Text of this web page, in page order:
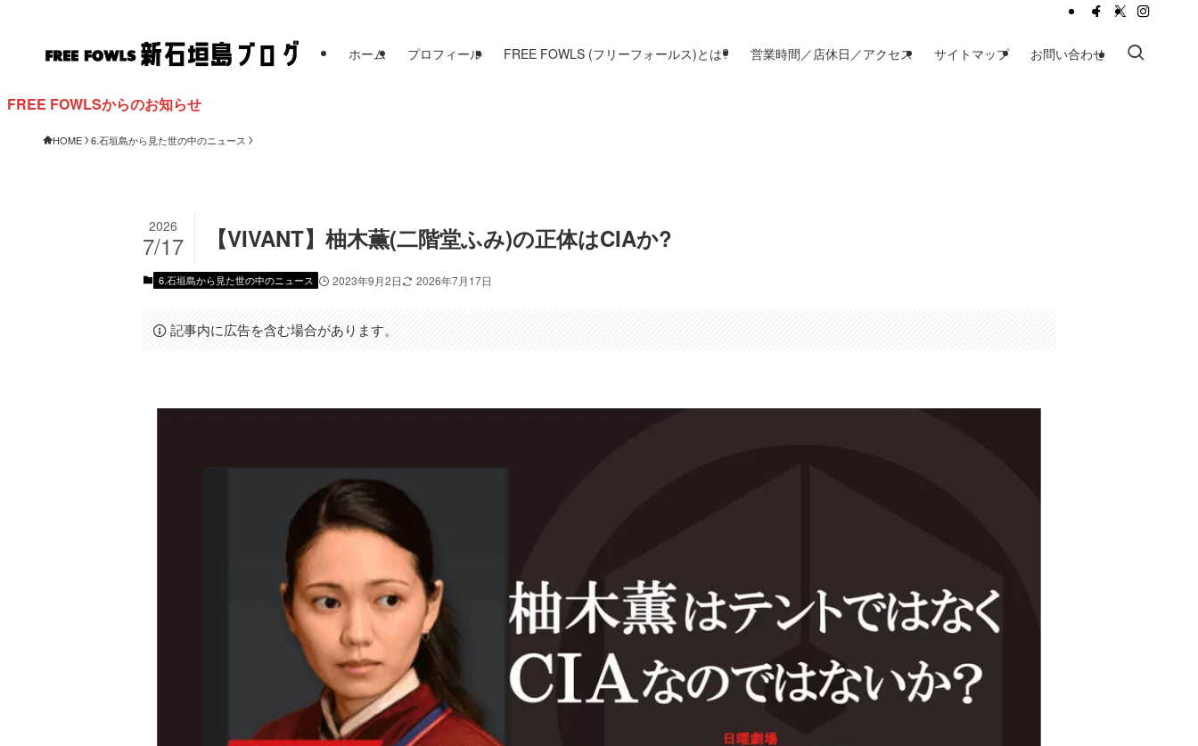
ホーム プロフィール FREE FOWLS (フリーフォールス)とは? 営業時間／店休日／アクセス サイトマップ お問い合わせ
からのお知らせ
HOME 6.石垣島から見た世の中のニュース
【VIVANT】柚木薫(二階堂ふみ)の正体はCIAか?
2026
7/17
6.石垣島から見た世の中のニュース 2023年9月2日 2026年7月17日
記事内に広告を含む場合があります。